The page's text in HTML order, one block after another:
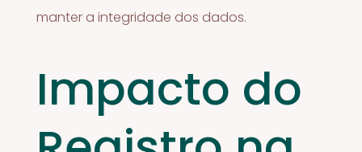
manter a integridade dos dados.
Impacto do